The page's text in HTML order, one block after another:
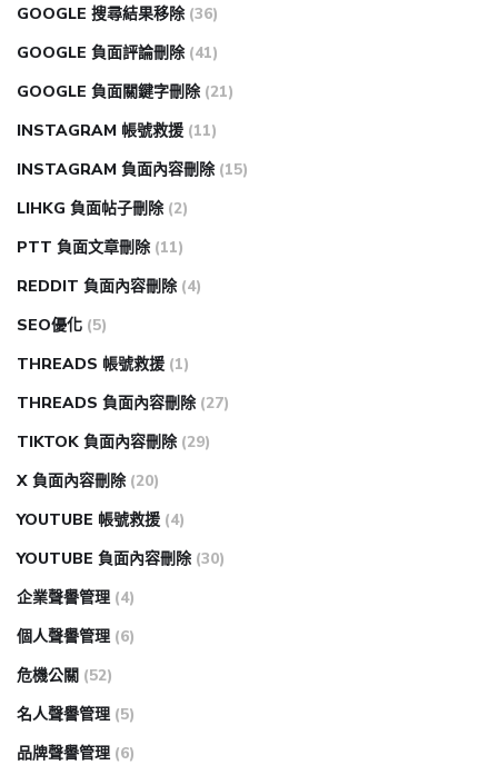
GOOGLE 搜尋結果移除 (36)
GOOGLE 負面評論刪除 (41)
GOOGLE 負面關鍵字刪除 (21)
INSTAGRAM 帳號救援 (11)
INSTAGRAM 負面內容刪除 (15)
LIHKG 負面帖子刪除 (2)
PTT 負面文章刪除 (11)
REDDIT 負面內容刪除 (4)
SEO優化 (5)
THREADS 帳號救援 (1)
THREADS 負面內容刪除 (27)
TIKTOK 負面內容刪除 (29)
X 負面內容刪除 (20)
YOUTUBE 帳號救援 (4)
YOUTUBE 負面內容刪除 (30)
企業聲譽管理 (4)
個人聲譽管理 (6)
危機公關 (52)
名人聲譽管理 (5)
品牌聲譽管理 (6)